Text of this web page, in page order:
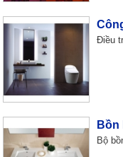
Điều
Bộ